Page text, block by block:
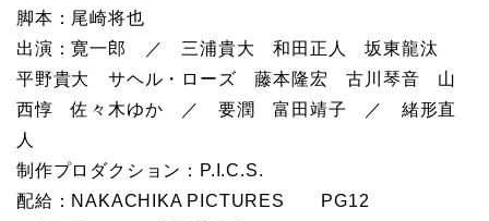
脚本：尾崎将也
出演：寛一郎 ／ 三浦貴大 和田正人 坂東龍汰
平野貴大 サヘル・ローズ 藤本隆宏 古川琴音 山
西惇 佐々木ゆか ／ 要潤 富田靖子 ／ 緒形直
人
制作プロダクション：P.I.C.S.
配給：NAKACHIKA PICTURES PG12